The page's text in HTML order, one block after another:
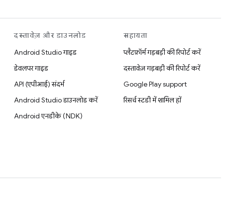
दस्तावेज़ और डाउनलोड
Android Studio गाइड
डेवलपर गाइड
API (एपीआई) संदर्भ
Android Studio डाउनलोड करें
Android एनडीके (NDK)
सहायता
प्लैटफ़ॉर्म गड़बड़ी की रिपोर्ट करें
दस्तावेज़ गड़बड़ी की रिपोर्ट करें
Google Play support
रिसर्च स्टडी में शामिल हों